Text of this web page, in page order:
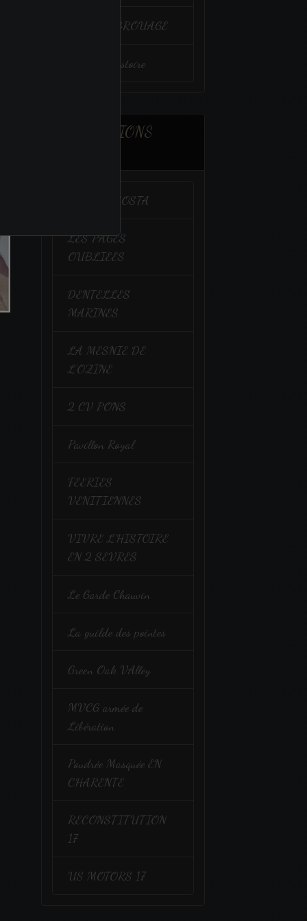
VENIR à BROUAGE
Un peu d'histoire
ASSOCIATIONS
CALIDA COSTA
LES PAGES
OUBLIEES
DENTELLES
MARINES
LA MESNIE DE
L'OZINE
2 CV PONS
Pavillon Royal
FEERIES
VENITIENNES
VIVRE L'HISTOIRE
EN 2 SEVRES
Le Garde Chauvin
La guilde des pointes
Green Oak VAlley
MVCG armée de
Libération
Poudrée Masquée EN
CHARENTE
RECONSTITUTION
17
US MOTORS 17